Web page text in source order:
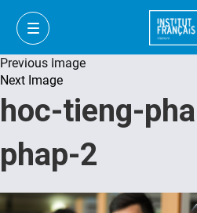
Previous Image
Next Image
hoc-tieng-
phap-2